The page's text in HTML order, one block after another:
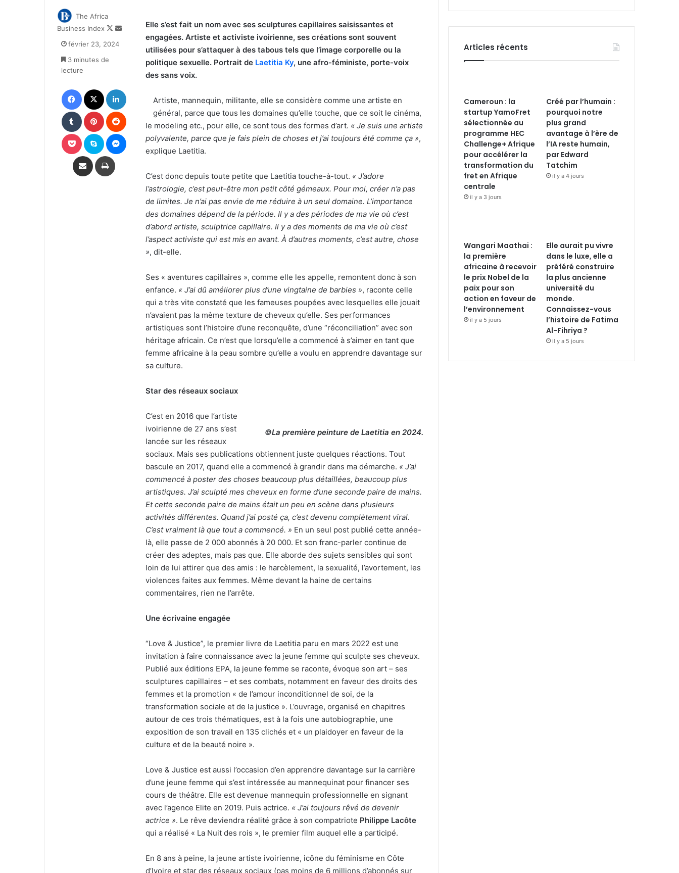
Elle s’est fait un nom avec ses sculptures capillaires saisissantes et
engagées. Artiste et activiste ivoirienne, ses créations sont souvent
utilisées pour s’attaquer à des tabous tels que l’image corporelle ou la
politique sexuelle. Portrait de Laetitia Ky, une afro-féministe, porte-voix
des sans voix.
Artiste, mannequin, militante, elle se considère comme une artiste en
général, parce que tous les domaines qu’elle touche, que ce soit le cinéma,
le modeling etc., pour elle, ce sont tous des formes d’art. « Je suis une artiste
polyvalente, parce que je fais plein de choses et j’ai toujours été comme ça »,
explique Laetitia.
C’est donc depuis toute petite que Laetitia touche-à-tout. « J’adore
l’astrologie, c’est peut-être mon petit côté gémeaux. Pour moi, créer n’a pas
de limites. Je n’ai pas envie de me réduire à un seul domaine. L’importance
des domaines dépend de la période. Il y a des périodes de ma vie où c’est
d’abord artiste, sculptrice capillaire. Il y a des moments de ma vie où c’est
l’aspect activiste qui est mis en avant. À d’autres moments, c’est autre, chose
», dit-elle.
Ses « aventures capillaires », comme elle les appelle, remontent donc à son
enfance. « J’ai dû améliorer plus d’une vingtaine de barbies », raconte celle
qui a très vite constaté que les fameuses poupées avec lesquelles elle jouait
n’avaient pas la même texture de cheveux qu’elle. Ses performances
artistiques sont l’histoire d’une reconquête, d’une “réconciliation” avec son
héritage africain. Ce n’est que lorsqu’elle a commencé à s’aimer en tant que
femme africaine à la peau sombre qu’elle a voulu en apprendre davantage sur
sa culture.
Star des réseaux sociaux
©La première peinture de Laetitia en 2024.
C’est en 2016 que l’artiste
ivoirienne de 27 ans s’est
lancée sur les réseaux
sociaux. Mais ses publications obtiennent juste quelques réactions. Tout
bascule en 2017, quand elle a commencé à grandir dans ma démarche. « J’ai
commencé à poster des choses beaucoup plus détaillées, beaucoup plus
artistiques. J’ai sculpté mes cheveux en forme d’une seconde paire de mains.
Et cette seconde paire de mains était un peu en scène dans plusieurs
activités différentes. Quand j’ai posté ça, c’est devenu complètement viral.
C’est vraiment là que tout a commencé. » En un seul post publié cette année-
là, elle passe de 2 000 abonnés à 20 000. Et son franc-parler continue de
créer des adeptes, mais pas que. Elle aborde des sujets sensibles qui sont
loin de lui attirer que des amis : le harcèlement, la sexualité, l’avortement, les
violences faites aux femmes. Même devant la haine de certains
commentaires, rien ne l’arrête.
Une écrivaine engagée
“Love & Justice”, le premier livre de Laetitia paru en mars 2022 est une
invitation à faire connaissance avec la jeune femme qui sculpte ses cheveux.
Publié aux éditions EPA, la jeune femme se raconte, évoque son art – ses
sculptures capillaires – et ses combats, notamment en faveur des droits des
femmes et la promotion « de l’amour inconditionnel de soi, de la
transformation sociale et de la justice ». L’ouvrage, organisé en chapitres
autour de ces trois thématiques, est à la fois une autobiographie, une
exposition de son travail en 135 clichés et « un plaidoyer en faveur de la
culture et de la beauté noire ».
Love & Justice est aussi l’occasion d’en apprendre davantage sur la carrière
d’une jeune femme qui s’est intéressée au mannequinat pour financer ses
cours de théâtre. Elle est devenue mannequin professionnelle en signant
avec l’agence Elite en 2019. Puis actrice. « J’ai toujours rêvé de devenir
actrice ». Le rêve deviendra réalité grâce à son compatriote Philippe Lacôte
qui a réalisé « La Nuit des rois », le premier film auquel elle a participé.
En 8 ans à peine, la jeune artiste ivoirienne, icône du féminisme en Côte
d’Ivoire et star des réseaux sociaux (pas moins de 6 millions d’abonnés sur
The Africa
Business Index
Follow
X
Envoyer
février 23, 2024
3 minutes de
lecture
Facebook
Tumblr Pinterest
Pocket Skype
Partager par email Imprimer
Articles récents
Cameroun : la
startup YamoFret
sélectionnée au
programme HEC
Challenge+ Afrique
pour accélérer la
transformation du
fret en Afrique
centrale
il y a 3 jours
Créé par l’humain :
pourquoi notre
plus grand
avantage à l’ère de
l’IA reste humain,
par Edward
Tatchim
il y a 4 jours
Wangari Maathai :
la première
africaine à recevoir
le prix Nobel de la
paix pour son
action en faveur de
l’environnement
il y a 5 jours
Elle aurait pu vivre
dans le luxe, elle a
préféré construire
la plus ancienne
université du
monde.
Connaissez-vous
l’histoire de Fatima
Al-Fihriya ?
il y a 5 jours